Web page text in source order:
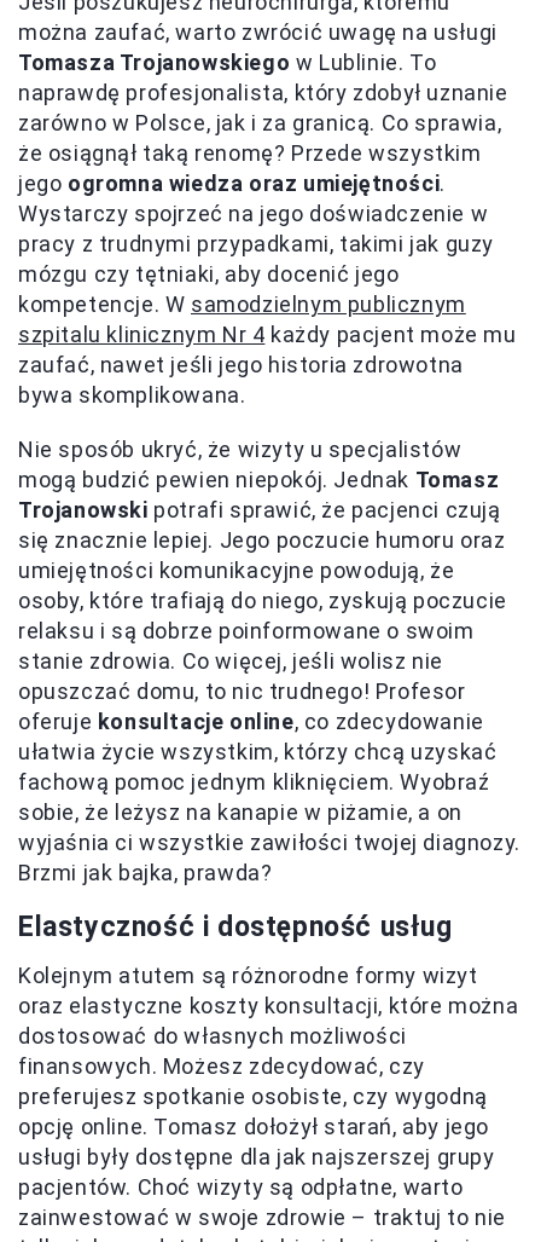
można zaufać, warto zwrócić uwagę na usługi
Tomasza Trojanowskiego w Lublinie. To
naprawdę profesjonalista, który zdobył uznanie
zarówno w Polsce, jak i za granicą. Co sprawia,
że osiągnął taką renomę? Przede wszystkim
jego ogromna wiedza oraz umiejętności.
Wystarczy spojrzeć na jego doświadczenie w
pracy z trudnymi przypadkami, takimi jak guzy
mózgu czy tętniaki, aby docenić jego
kompetencje. W samodzielnym publicznym
szpitalu klinicznym Nr 4 każdy pacjent może mu
zaufać, nawet jeśli jego historia zdrowotna
bywa skomplikowana.
Nie sposób ukryć, że wizyty u specjalistów
mogą budzić pewien niepokój. Jednak Tomasz
Trojanowski potrafi sprawić, że pacjenci czują
się znacznie lepiej. Jego poczucie humoru oraz
umiejętności komunikacyjne powodują, że
osoby, które trafiają do niego, zyskują poczucie
relaksu i są dobrze poinformowane o swoim
stanie zdrowia. Co więcej, jeśli wolisz nie
opuszczać domu, to nic trudnego! Profesor
oferuje konsultacje online, co zdecydowanie
ułatwia życie wszystkim, którzy chcą uzyskać
fachową pomoc jednym kliknięciem. Wyobraź
sobie, że leżysz na kanapie w piżamie, a on
wyjaśnia ci wszystkie zawiłości twojej diagnozy.
Brzmi jak bajka, prawda?
Elastyczność i dostępność usług
Kolejnym atutem są różnorodne formy wizyt
oraz elastyczne koszty konsultacji, które można
dostosować do własnych możliwości
finansowych. Możesz zdecydować, czy
preferujesz spotkanie osobiste, czy wygodną
opcję online. Tomasz dołożył starań, aby jego
usługi były dostępne dla jak najszerszej grupy
pacjentów. Choć wizyty są odpłatne, warto
zainwestować w swoje zdrowie – traktuj to nie